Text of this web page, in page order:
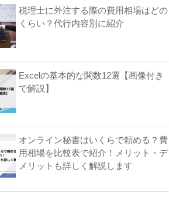
税理士に外注する際の費用相場はどの
くらい？代行内容別に紹介
Excelの基本的な関数12選【画像付き
で解説】
オンライン秘書はいくらで頼める？費
用相場を比較表で紹介！メリット・デ
メリットも詳しく解説します